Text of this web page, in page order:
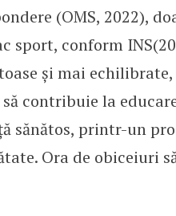
(OMS, 2022),
sport, conform
și mai
contribuie la
sănătos, printr-un
Ora de obiceiuri